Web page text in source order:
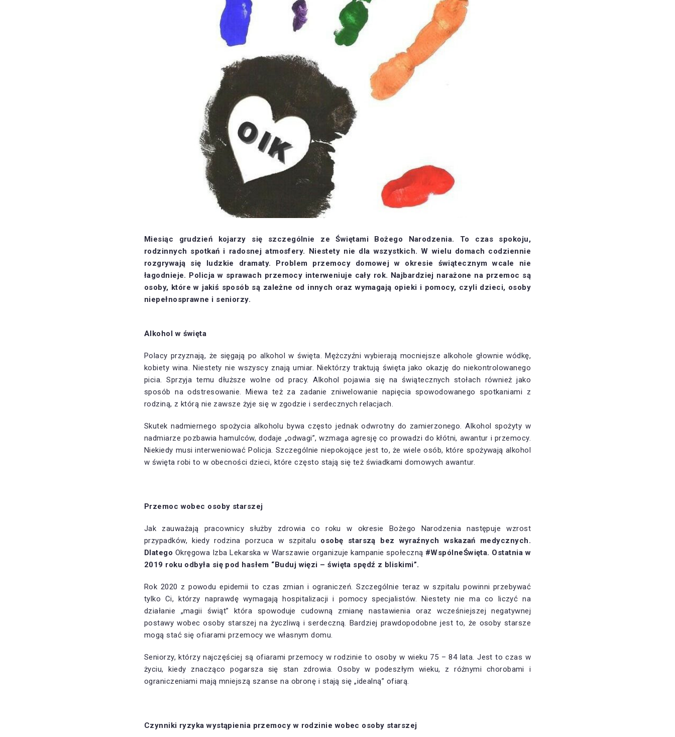
Miesiąc grudzień kojarzy się szczególnie ze Świętami Bożego Narodzenia. To czas spokoju,
rodzinnych spotkań i radosnej atmosfery. Niestety nie dla wszystkich.W wielu domach codziennie
rozgrywają się ludzkie dramaty. Problem przemocy domowejw okresie świątecznym wcale nie
łagodnieje. Policja w sprawach przemocy interweniuje cały rok. Najbardziej narażone na przemoc są
osoby, które w jakiś sposób są zależne od innych oraz wymagają opieki i pomocy, czyli dzieci, osoby
niepełnosprawne i seniorzy.
Alkohol w święta
Polacy przyznają, że sięgają po alkohol w święta. Mężczyźni wybierają mocniejsze alkohole głownie wódkę,
kobiety wina. Niestety nie wszyscy znają umiar. Niektórzy traktują święta jako okazję do niekontrolowanego
picia. Sprzyja temu dłuższe wolne od pracy. Alkohol pojawia się na świątecznych stołach również jako
sposób na odstresowanie. Miewa też za zadanie zniwelowanie napięcia spowodowanego spotkaniami z
rodziną, z którą nie zawsze żyje się w zgodzie i serdecznych relacjach.
Skutek nadmiernego spożycia alkoholu bywa często jednak odwrotny do zamierzonego. Alkohol spożyty w
nadmiarze pozbawia hamulców, dodaje „odwagi”, wzmaga agresję co prowadzi do kłótni, awantur i przemocy.
Niekiedy musi interweniować Policja. Szczególnie niepokojące jest to, że wiele osób, które spożywają alkohol
w święta robi to w obecności dzieci, które często stają się też świadkami domowych awantur.
Przemoc wobec osoby starszej
Jak zauważają pracownicy służby zdrowia co roku w okresie Bożego Narodzenia następuje wzrost
przypadków, kiedy rodzina porzuca w szpitalu osobę starszą bez wyraźnych wskazań medycznych.
Dlatego Okręgowa Izba Lekarska w Warszawie organizuje kampanie społeczną #WspólneŚwięta. Ostatnia w
2019 roku odbyła się pod hasłem “Buduj więzi – święta spędź z bliskimi”.
Rok 2020 z powodu epidemii to czas zmian i ograniczeń. Szczególnie teraz w szpitalu powinni przebywać
tylko Ci, którzy naprawdę wymagają hospitalizacji i pomocy specjalistów. Niestety nie ma co liczyć na
działanie „magii świąt” która spowoduje cudowną zmianę nastawienia oraz wcześniejszej negatywnej
postawy wobec osoby starszej na życzliwą i serdeczną. Bardziej prawdopodobne jest to, że osoby starsze
mogą stać się ofiarami przemocy we własnym domu.
Seniorzy, którzy najczęściej są ofiarami przemocy w rodzinie to osoby w wieku 75 – 84 lata. Jest to czas w
życiu, kiedy znacząco pogarsza się stan zdrowia. Osoby w podeszłym wieku, z różnymi chorobami i
ograniczeniami mają mniejszą szanse na obronę i stają się „idealną” ofiarą.
Czynniki ryzyka wystąpienia przemocy w rodzinie wobec osoby starszej